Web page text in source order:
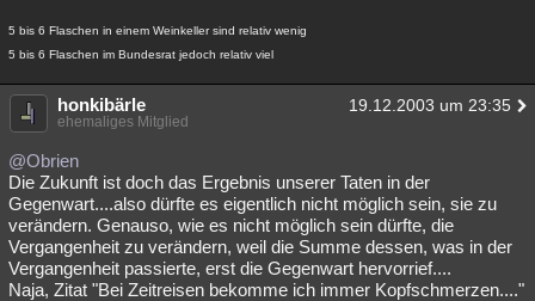
5 bis 6 Flaschen in einem Weinkeller sind relativ wenig
5 bis 6 Flaschen im Bundesrat jedoch relativ viel
honkibärle 19.12.2003 um 23:35
ehemaliges Mitglied
@Obrien
Die Zukunft ist doch das Ergebnis unserer Taten in der
Gegenwart....also dürfte es eigentlich nicht möglich sein, sie zu
verändern. Genauso, wie es nicht möglich sein dürfte, die
Vergangenheit zu verändern, weil die Summe dessen, was in der
Vergangenheit passierte, erst die Gegenwart hervorrief....
Naja, Zitat "Bei Zeitreisen bekomme ich immer Kopfschmerzen...."